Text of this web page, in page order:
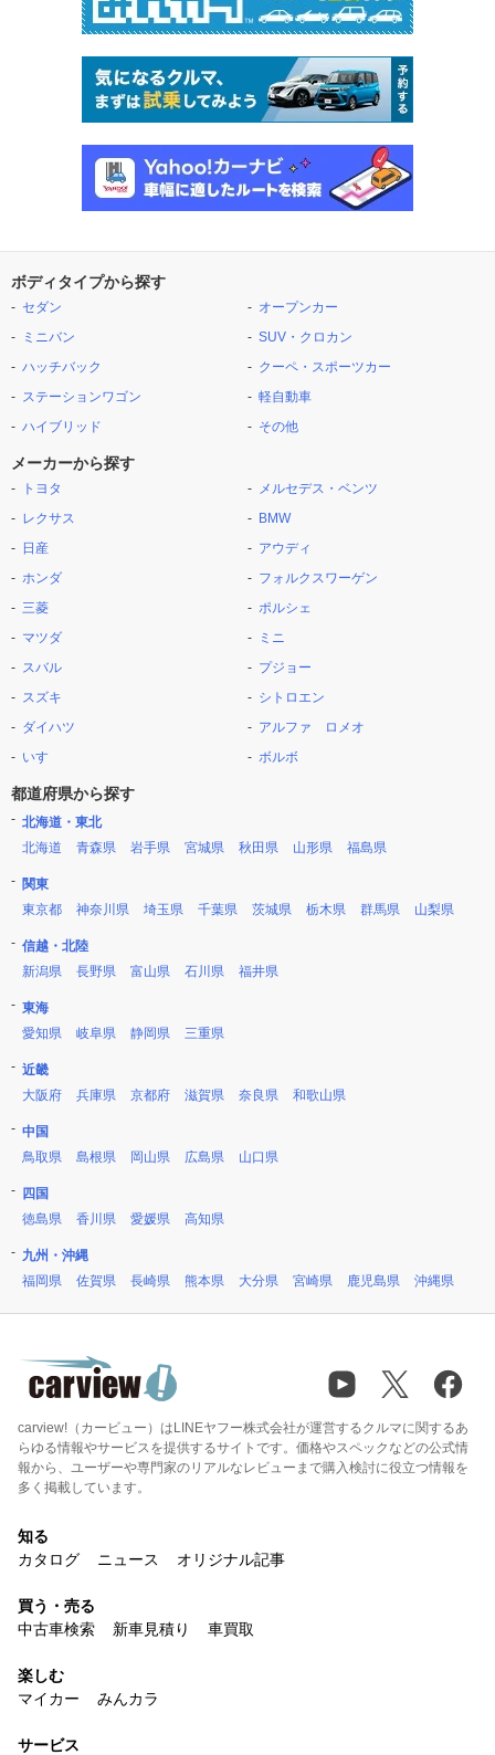
ボディタイプから探す
セダン
ミニバン
ハッチバック
ステーションワゴン
ハイブリッド
オープンカー
SUV・クロカン
クーペ・スポーツカー
軽自動車
その他
メーカーから探す
トヨタ
レクサス
日産
ホンダ
三菱
マツダ
スバル
スズキ
ダイハツ
いすゞ
メルセデス・ベンツ
BMW
アウディ
フォルクスワーゲン
ポルシェ
ミニ
プジョー
シトロエン
アルファ ロメオ
ボルボ
都道府県から探す
北海道・東北
北海道
青森県 岩手県 宮城県 秋田県 山形県 福島県
関東
東京都
神奈川県 埼玉県 千葉県 茨城県 栃木県 群馬県 山梨県
信越・北陸
新潟県
長野県 富山県 石川県 福井県
東海
愛知県
岐阜県 静岡県 三重県
近畿
大阪府
兵庫県 京都府 滋賀県 奈良県 和歌山県
中国
鳥取県
島根県 岡山県 広島県 山口県
四国
徳島県
香川県 愛媛県 高知県
九州・沖縄
福岡県
佐賀県 長崎県 熊本県 大分県 宮崎県 鹿児島県 沖縄県
carview!（カービュー）はLINEヤフー株式会社が運営するクルマに関するあ
らゆる情報やサービスを提供するサイトです。価格やスペックなどの公式情
報から、ユーザーや専門家のリアルなレビューまで購入検討に役立つ情報を
多く掲載しています。
知る
カタログ
ニュース オリジナル記事
買う・売る
中古車検索
新車見積り 車買取
楽しむ
マイカー
みんカラ
サービス